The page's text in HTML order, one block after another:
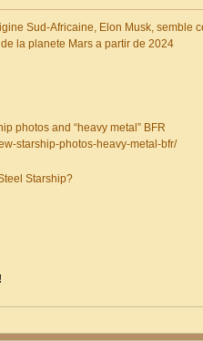
Sud-Africaine, Elon Musk,
la planete Mars a partir de 2024
photos and “heavy metal” BFR
starship-photos-heavy-metal-bfr/
Starship?